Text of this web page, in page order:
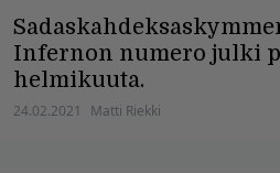
Infernon numero julki
helmikuuta.
24.02.2021 Matti Riekki